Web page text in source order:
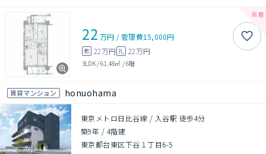
22 万円 /管理費15,000円
敷 22万円 礼 22万円
3LDK/61.48㎡ /6階
賃貸マンション honuohama
東京メトロ日比谷線 / 入谷駅 徒歩4分
築9年 / 4階建
東京都台東区下谷１丁目6-5